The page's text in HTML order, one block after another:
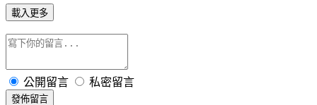
載入更多
公開留言 私密留言
發佈留言